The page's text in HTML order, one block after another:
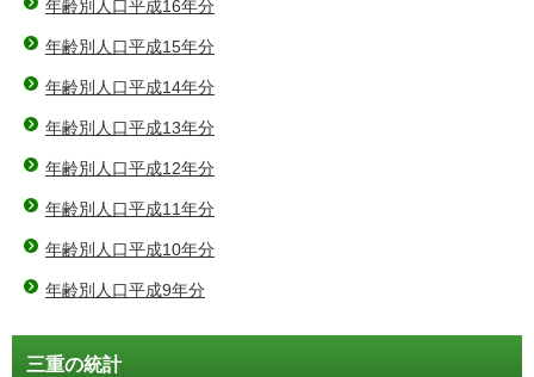
年齢別人口平成16年分
年齢別人口平成15年分
年齢別人口平成14年分
年齢別人口平成13年分
年齢別人口平成12年分
年齢別人口平成11年分
年齢別人口平成10年分
年齢別人口平成9年分
三重の統計